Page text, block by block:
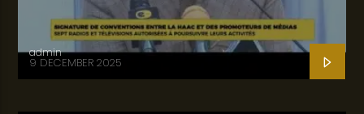
admin
9 DECEMBER 2025